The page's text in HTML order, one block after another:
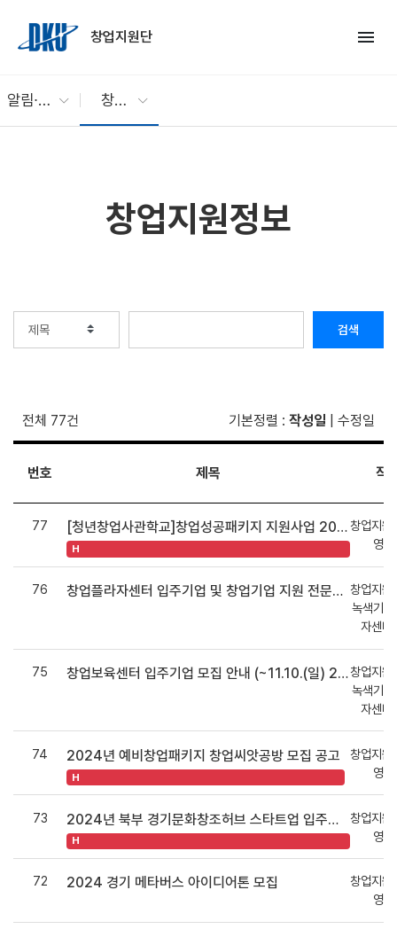
창업지원단
menu
알림∙소통 창업지원정보
창업지원정보
검색
전체 77건 기본정렬 : 작성일 수정일
번호 제목 작
77 [청년창업사관학교]창업성공패키지 지원사업 2025 입교생 모집
H
창업지원
영
76 창업플라자센터 입주기업 및 창업기업 지원 전문기관 모집 안내 (~11.10(일) 23:00 까지) 창업지원
녹색기
자센터
75 창업보육센터 입주기업 모집 안내 (~11.10.(일) 23:00까지)창업지원
녹색기
자센터
74 2024년 예비창업패키지 창업씨앗공방 모집 공고
H
창업지원
영
73 2024년 북부 경기문화창조허브 스타트업 입주기업 19기 모집
H
창업지원
영
72 2024 경기 메타버스 아이디어톤 모집
창업지원
영